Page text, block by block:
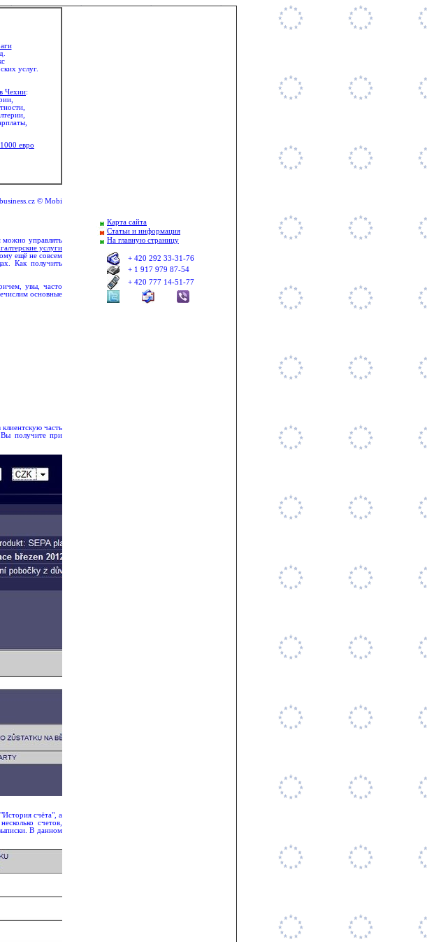
услуг.
в Чехии:
евро
Mobil: + 420 777 14 51 77 © Tel: +420 234 688 077 ©
можно управлять
услуги
ещё не совсем
Как получить
увы, часто
основные
часть
получите при
счёта", а
счетов,
В данном
Карта сайта
Статьи и информация
На главную страницу
+ 420 292 33-31-76
+ 1 917 979 87-54
+ 420 777 14-51-77